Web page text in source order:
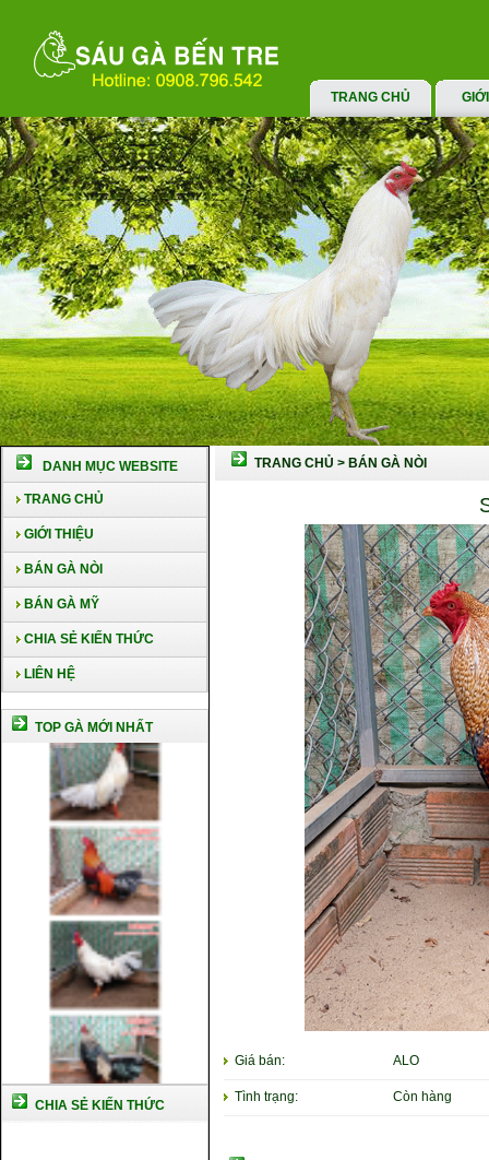
TRANG CHỦ
DANH MỤC WEBSITE
TRANG CHỦ
GIỚI THIỆU
BÁN GÀ NÒI
BÁN GÀ MỸ
CHIA SẺ KIẾN THỨC
LIÊN HỆ
TOP GÀ MỚI NHẤT
CHIA SẺ KIẾN THỨC
TRANG CHỦ > BÁN GÀ NÒI
Giá bán: ALO
Tình trạng: Còn hàng